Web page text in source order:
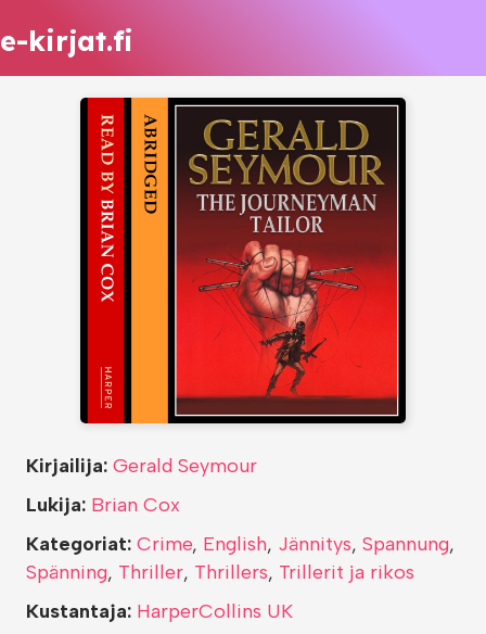
e-kirjat.fi
Kirjailija: Gerald Seymour
Lukija: Brian Cox
Kategoriat: Crime, English, Jännitys, Spannung,
Spänning, Thriller, Thrillers, Trillerit ja rikos
Kustantaja: HarperCollins UK